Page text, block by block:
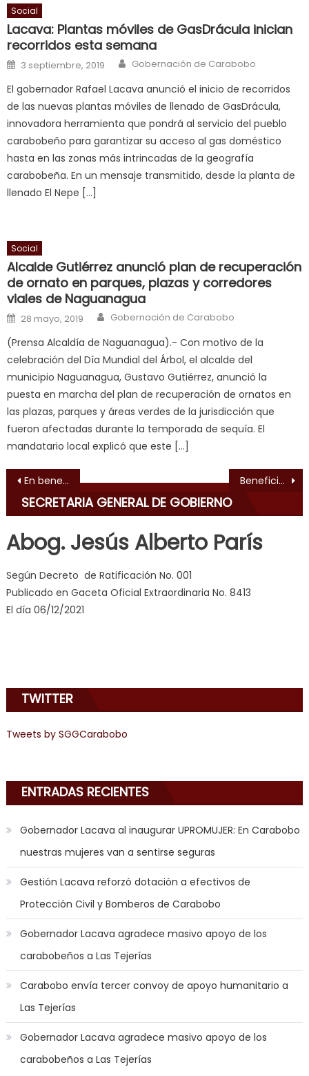
क
च
त
क
लग
आपक
पस
द,
sexy
bbw
milf
long
hard
fuck,
सच
ह
स
य
भ
dancer
milf,
de
doido,
sinful
angel
anal
sex,
in
the
to
play
a
jerk
off
game
with
you
joi,
nana
nakamura
gets
a
bunch
Social
Lacava: Plantas móviles de GasDrácula inician
recorridos esta semana
Posted on
3 septiembre, 2019 Author
Gobernación de Carabobo
El gobernador Rafael Lacava anunció el inicio de recorridos
de las nuevas plantas móviles de llenado de GasDrácula,
innovadora herramienta que pondrá al servicio del pueblo
carabobeño para garantizar su acceso al gas doméstico
hasta en las zonas más intrincadas de la geografía
carabobeña. En un mensaje transmitido, desde la planta de
llenado El Nepe […]
Social
Alcalde Gutiérrez anunció plan de recuperación
de ornato en parques, plazas y corredores
viales de Naguanagua
Posted on
28 mayo, 2019 Author
Gobernación de Carabobo
(Prensa Alcaldía de Naguanagua).- Con motivo de la
celebración del Día Mundial del Árbol, el alcalde del
municipio Naguanagua, Gustavo Gutiérrez, anunció la
puesta en marcha del plan de recuperación de ornatos en
las plazas, parques y áreas verdes de la jurisdicción que
fueron afectadas durante la temporada de sequía. El
mandatario local explicó que este […]
Navegación de entradas
En beneficio de más de 34 mil habitantes de la zona Gobernador Lacava reinauguró Plaza “Monseñor Henríquez” de El Trigal Beneficiará a nueve sectores del municipio Inaugurada Base de Misiones de la comunidad Altos Reyes en Bejuma
SECRETARIA GENERAL DE GOBIERNO
Abog. Jesús Alberto París
Según Decreto de Ratificación No. 001
Publicado en Gaceta Oficial Extraordinaria No. 8413
El día 06/12/2021
TWITTER
Tweets by SGGCarabobo
ENTRADAS RECIENTES
Gobernador Lacava al inaugurar UPROMUJER: En Carabobo
nuestras mujeres van a sentirse seguras
Gestión Lacava reforzó dotación a efectivos de
Protección Civil y Bomberos de Carabobo
Gobernador Lacava agradece masivo apoyo de los
carabobeños a Las Tejerías
Carabobo envía tercer convoy de apoyo humanitario a
Las Tejerías
Gobernador Lacava agradece masivo apoyo de los
carabobeños a Las Tejerías